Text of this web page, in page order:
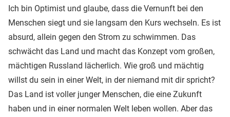
Ich bin Optimist und glaube, dass die Vernunft bei den
Menschen siegt und sie langsam den Kurs wechseln. Es ist
absurd, allein gegen den Strom zu schwimmen. Das
schwächt das Land und macht das Konzept vom großen,
mächtigen Russland lächerlich. Wie groß und mächtig
willst du sein in einer Welt, in der niemand mit dir spricht?
Das Land ist voller junger Menschen, die eine Zukunft
haben und in einer normalen Welt leben wollen. Aber das